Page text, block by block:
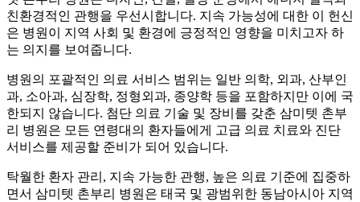
친환경적인 관행을 우선시합니다. 지속 가능성에 대한 이 헌신
은 병원이 지역 사회 및 환경에 긍정적인 영향을 미치고자 하
는 의지를 보여줍니다.
병원의 포괄적인 의료 서비스 범위는 일반 의학, 외과, 산부인
과, 소아과, 심장학, 정형외과, 종양학 등을 포함하지만 이에 국
한되지 않습니다. 첨단 의료 기술 및 장비를 갖춘 삼미텟 촌부
리 병원은 모든 연령대의 환자들에게 고급 의료 치료와 진단
서비스를 제공할 준비가 되어 있습니다.
탁월한 환자 관리, 지속 가능한 관행, 높은 의료 기준에 집중하
면서 삼미텟 촌부리 병원은 태국 및 광범위한 동남아시아 지역